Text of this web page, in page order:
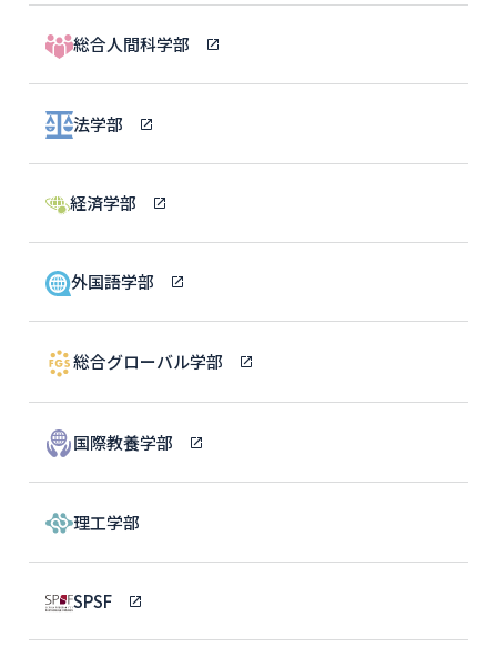
総合人間科学部
法学部
経済学部
外国語学部
総合グローバル学部
国際教養学部
理工学部
SPSF